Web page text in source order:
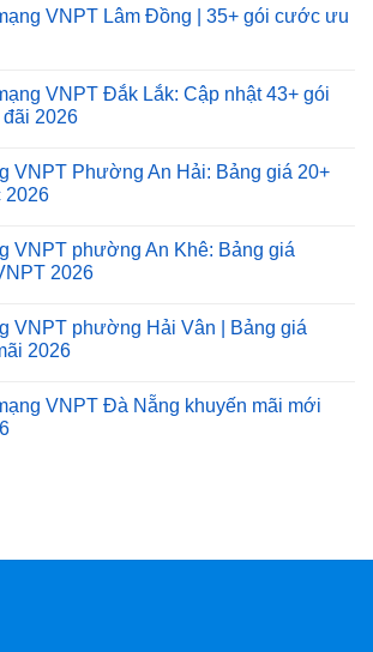
VNPT Lâm Đồng | 35+ gói cước ưu
VNPT Đắk Lắk: Cập nhật 43+ gói
2026
VNPT Phường An Hải: Bảng giá 20+
2026
VNPT phường An Khê: Bảng giá
2026
VNPT phường Hải Vân | Bảng giá
2026
VNPT Đà Nẵng khuyến mãi mới